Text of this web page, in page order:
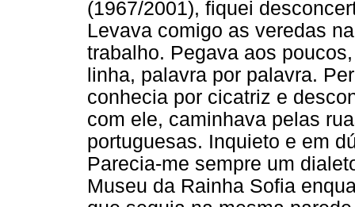
(1967/2001), fiquei
Levava comigo as veredas
trabalho. Pegava aos
linha, palavra por palavra.
conhecia por cicatriz e
com ele, caminhava pelas
portuguesas. Inquieto e em
Parecia-me sempre um
Museu da Rainha Sofia